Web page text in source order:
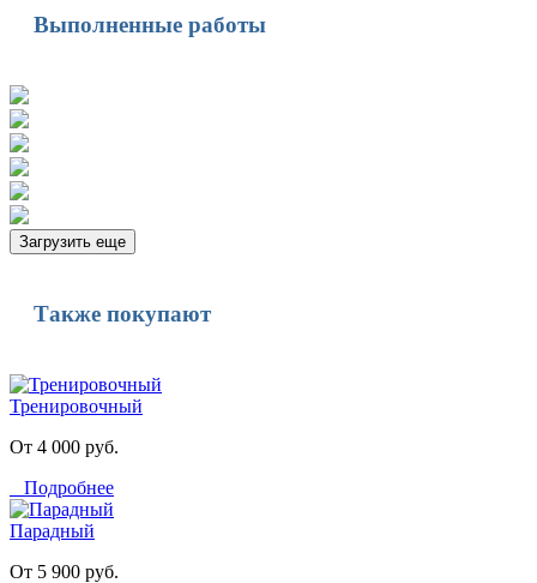
Выполненные работы
Загрузить еще
Также покупают
Тренировочный
От 4 000 руб.
Подробнее
Парадный
От 5 900 руб.